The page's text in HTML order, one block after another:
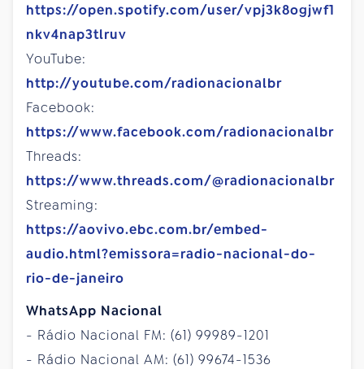
https://open.spotify.com/user/vpj3k8ogjwf1
nkv4nap3tlruv
YouTube:
http://youtube.com/radionacionalbr
Facebook:
https://www.facebook.com/radionacionalbr
Threads:
https://www.threads.com/@radionacionalbr
Streaming:
https://aovivo.ebc.com.br/embed-
audio.html?emissora=radio-nacional-do-
rio-de-janeiro
WhatsApp Nacional
- Rádio Nacional FM: (61) 99989-1201
- Rádio Nacional AM: (61) 99674-1536